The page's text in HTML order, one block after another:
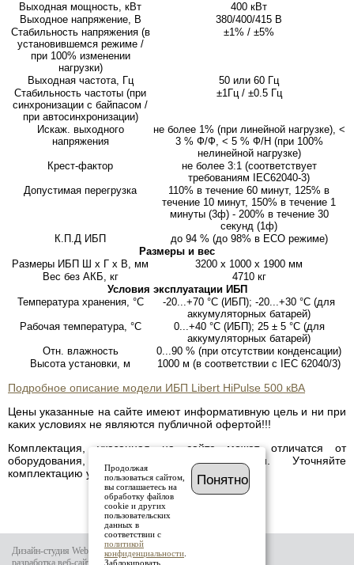
Выходная мощность, кВт
400 кВт
Выходное напряжение, В
380/400/415 В
Стабильность напряжения (в
установившемся режиме /
при 100% изменении
нагрузки)
±1% / ±5%
Выходная частота, Гц
50 или 60 Гц
Стабильность частоты (при
синхронизации с байпасом /
при автосинхронизации)
±1Гц / ±0.5 Гц
Искаж. выходного
напряжения
не более 1% (при линейной нагрузке), <
3 % Ф/Ф, < 5 % Ф/Н (при 100%
нелинейной нагрузке)
Крест-фактор
не более 3:1 (соответствует
требованиям IEC62040-3)
Допустимая перегрузка
110% в течение 60 минут, 125% в
течение 10 минут, 150% в течение 1
минуты (3ф) - 200% в течение 30
секунд (1ф)
К.П.Д ИБП
до 94 % (до 98% в ECO режиме)
Размеры и вес
Размеры ИБП Ш х Г х В, мм
3200 x 1000 x 1900 мм
Вес без АКБ, кг
4710 кг
Условия эксплуатации ИБП
Температура хранения, °С
-20...+70 °С (ИБП); -20...+30 °С (для
аккумуляторных батарей)
Рабочая температура, °С
0...+40 °С (ИБП); 25 ± 5 °С (для
аккумуляторных батарей)
Отн. влажность
0...90 % (при отсутствии конденсации)
Высота установки, м
1000 м (в соответствии с IEC 62040/3)
Подробное описание модели ИБП Libert HiPulse 500 кВА
Цены указанные на сайте имеют информативную цель и ни при
каких условиях не являются публичной офертой!!!
Комплектация, указанная на сайте может отличатся от
оборудования, имеющегося в наличии. Уточняйте
комплектацию у менеджера.
Дизайн-студия Website-it
разработка веб-сайта
Продолжая
пользоваться сайтом,
вы соглашаетесь на
обработку файлов
cookie и других
пользовательских
данных в
соответствии с
политикой
конфиденциальности
Заблокировать
Понятно